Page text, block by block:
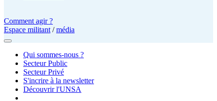
Comment agir ?
Espace militant /média
Qui sommes-nous ?
Secteur Public
Secteur Privé
S'incrire à la newsletter
Découvrir l'UNSA